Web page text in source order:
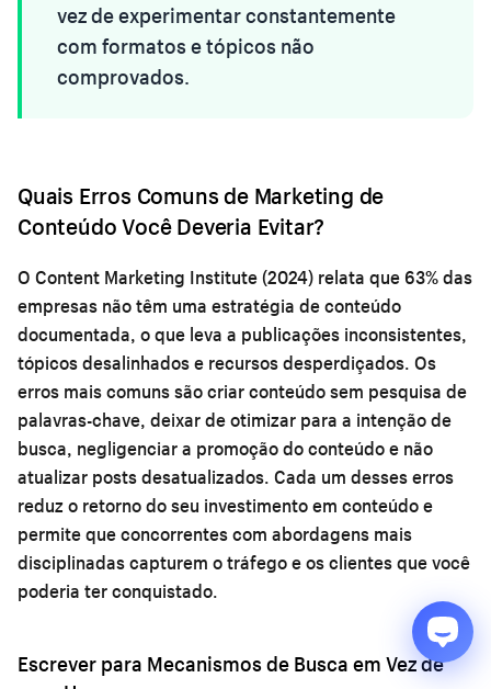
vez de experimentar constantemente
com formatos e tópicos não
comprovados.
Quais Erros Comuns de Marketing de
Conteúdo Você Deveria Evitar?
O Content Marketing Institute (2024) relata que 63% das
empresas não têm uma estratégia de conteúdo
documentada, o que leva a publicações inconsistentes,
tópicos desalinhados e recursos desperdiçados. Os
erros mais comuns são criar conteúdo sem pesquisa de
palavras-chave, deixar de otimizar para a intenção de
busca, negligenciar a promoção do conteúdo e não
atualizar posts desatualizados. Cada um desses erros
reduz o retorno do seu investimento em conteúdo e
permite que concorrentes com abordagens mais
disciplinadas capturem o tráfego e os clientes que você
poderia ter conquistado.
Escrever para Mecanismos de Busca em Vez de